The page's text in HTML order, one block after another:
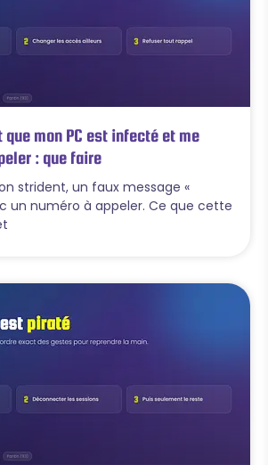
que mon PC est infecté et me
: que faire
strident, un faux message «
un numéro à appeler. Ce que cette